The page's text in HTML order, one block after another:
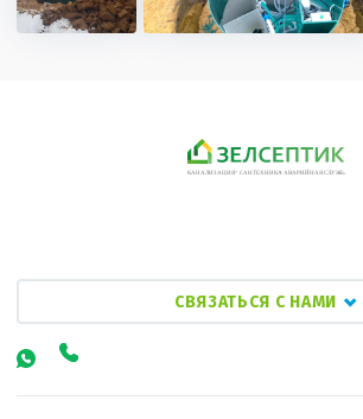
СВЯЗАТЬСЯ С НАМИ